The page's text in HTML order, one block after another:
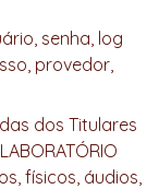
senha, log
provedor,
dos Titulares
físicos, áudios,